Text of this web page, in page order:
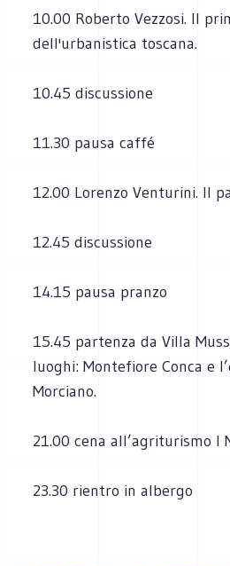
10.00 Roberto Vezzosi. Il
dell'urbanistica toscana.
10.45 discussione
11.30 pausa caffé
12.00 Lorenzo Venturini. Il
12.45 discussione
14.15 pausa pranzo
15.45 partenza da Villa
luoghi: Montefiore Conca e
Morciano.
21.00 cena all’agriturismo I
23.30 rientro in albergo